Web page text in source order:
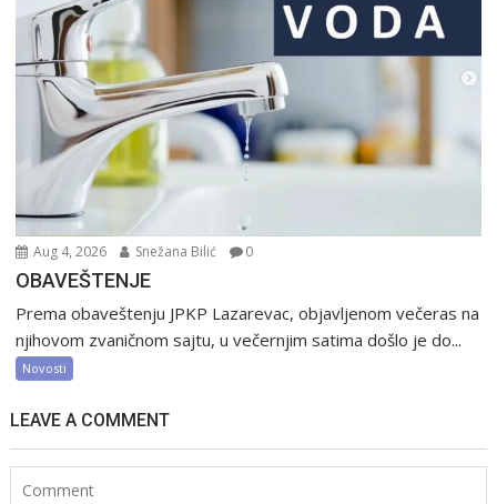
Aug 4, 2026 Snežana Bilić 0
OBAVEŠTENJE
Prema obaveštenju JPKP Lazarevac, objavljenom večeras na
njihovom zvaničnom sajtu, u večernjim satima došlo je do...
Novosti
LEAVE A COMMENT